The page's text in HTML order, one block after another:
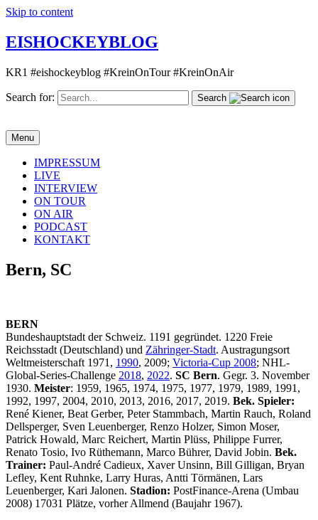
Skip to content
EISHOCKEYBLOG
KR1 #eishockeyblog #KreinOnTour #KreinOnAir
Search for: Search
Menu
IMPRESSUM
LIVE
INTERVIEW
ON TOUR
ON AIR
PODCAST
KONTAKT
Bern, SC
BERN
Bundeshauptstadt der Schweiz. 1191 gegründet. 1220 Freie
Reichsstadt (Deutschland) und Zähringer-Stadt. Austragungsort
Weltmeisterschaft 1971, 1990, 2009; Victoria-Cup 2008; NHL-
Global-Series-Challenge 2018, 2022. SC Bern. Gegr. 3. November
1930. Meister: 1959, 1965, 1974, 1975, 1977, 1979, 1989, 1991,
1992, 1997, 2004, 2010, 2013, 2016, 2017, 2019. Bek. Spieler:
René Kiener, Beat Gerber, Peter Stammbach, Martin Rauch, Roland
Dellsperger, Sven Leuenberger, Renzo Holzer, Simon Moser,
Patrick Howald, Marc Reichert, Martin Plüss, Philippe Furrer,
Renato Tosio, Ivo Rüthemann, Marco Bührer, David Jobin. Bek.
Trainer: Paul-André Cadieux, Xaver Unsinn, Bill Gilligan, Bryan
Lefley, Kent Ruhnke, Larry Huras, Antti Törmänen, Lars
Leuenberger, Kari Jalonen. Stadion: PostFinance-Arena (Umbau
2008) 17031 Plätze, vorher Allmend (Baujahr 1967).